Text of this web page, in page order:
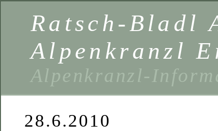
Ratsch-Bladl
Alpenkranzl
Alpenkranzl-
28.6.2010